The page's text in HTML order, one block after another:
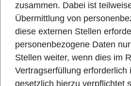
zusammen. Dabei ist
Übermittlung von
diese externen Stellen
personenbezogene Daten
Stellen weiter, wenn dies im
Vertragserfüllung erforderlich
gesetzlich hierzu verpflichtet